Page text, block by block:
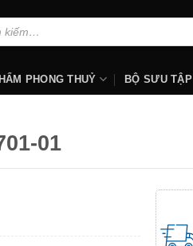
PHONG THUỶ BỘ SƯU TẬP
01